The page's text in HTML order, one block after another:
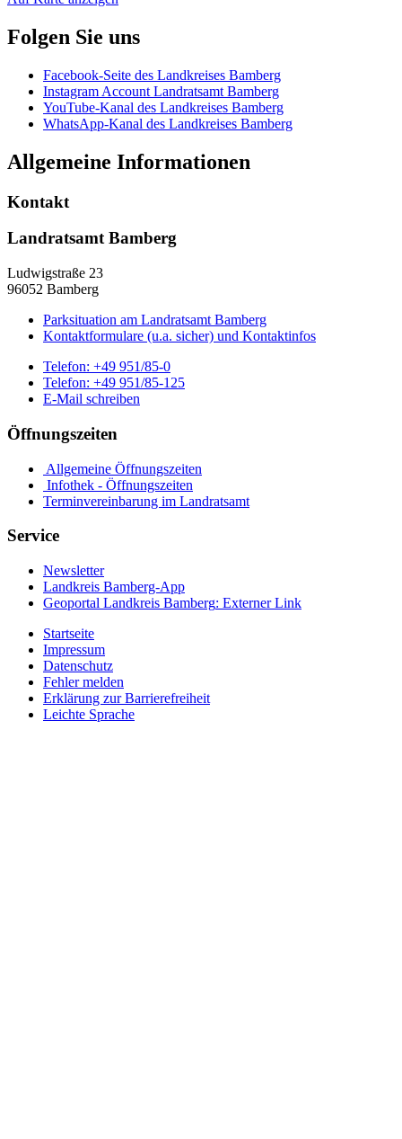
Folgen Sie uns
Facebook-Seite des Landkreises Bamberg
Instagram Account Landratsamt Bamberg
YouTube-Kanal des Landkreises Bamberg
WhatsApp-Kanal des Landkreises Bamberg
Allgemeine Informationen
Kontakt
Landratsamt Bamberg
Ludwigstraße 23
96052 Bamberg
Parksituation am Landratsamt Bamberg
Kontaktformulare (u.a. sicher) und Kontaktinfos
Telefon: +49 951/85-0
Telefon: +49 951/85-125
E-Mail schreiben
Öffnungszeiten
Allgemeine Öffnungszeiten
Infothek - Öffnungszeiten
Terminvereinbarung im Landratsamt
Service
Newsletter
Landkreis Bamberg-App
Geoportal Landkreis Bamberg: Externer Link
Startseite
Impressum
Datenschutz
Fehler melden
Erklärung zur Barrierefreiheit
Leichte Sprache